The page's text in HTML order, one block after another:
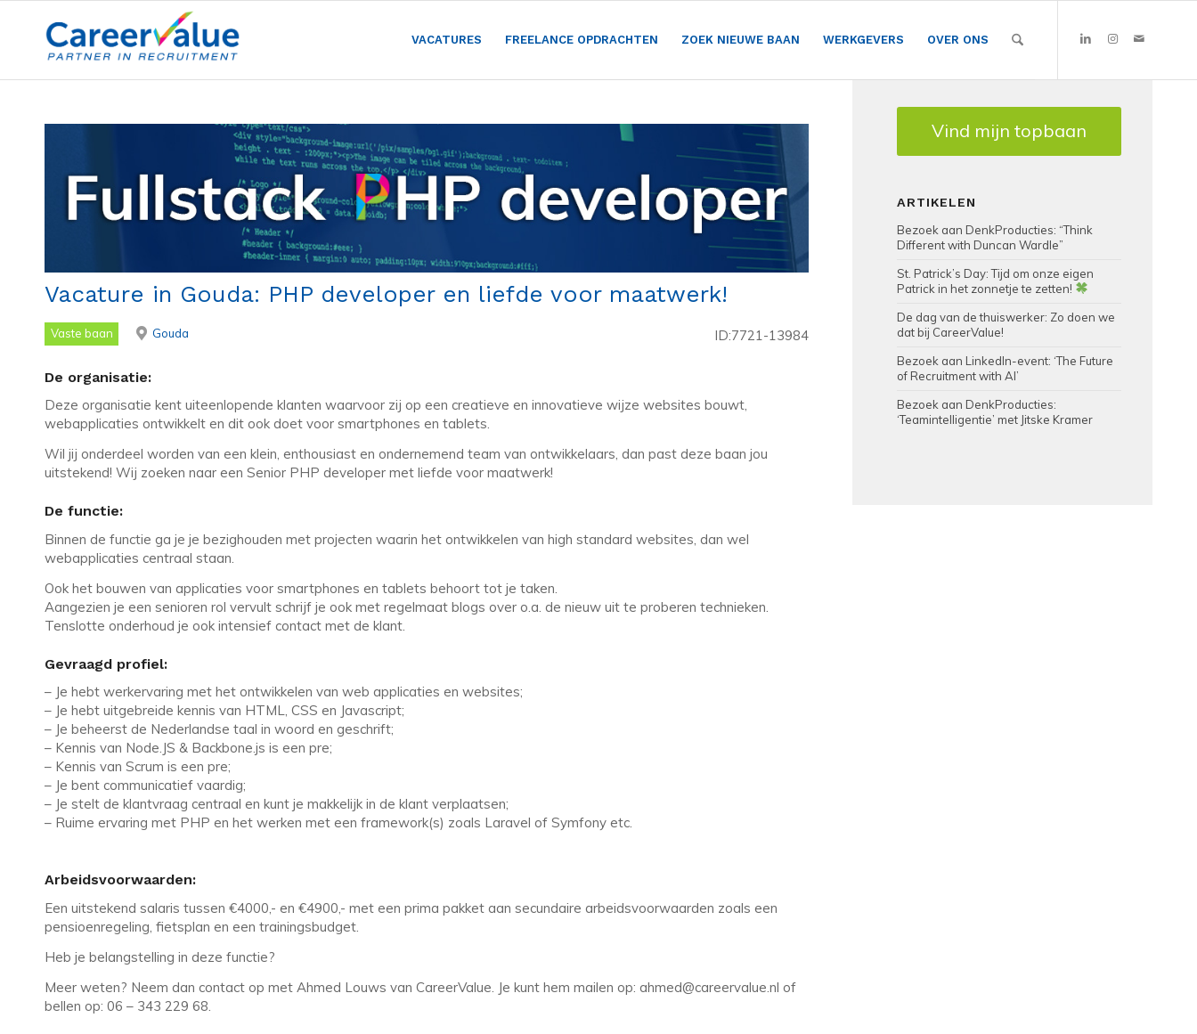
VACATURES FREELANCE OPDRACHTEN ZOEK NIEUWE BAAN WERKGEVERS OVER ONS
Vacature in Gouda: PHP developer en liefde voor maatwerk!
Vaste baan Gouda ID:7721-13984
De organisatie:
Deze organisatie kent uiteenlopende klanten waarvoor zij op een creatieve en innovatieve wijze websites bouwt,
webapplicaties ontwikkelt en dit ook doet voor smartphones en tablets.
Wil jij onderdeel worden van een klein, enthousiast en ondernemend team van ontwikkelaars, dan past deze baan jou
uitstekend! Wij zoeken naar een Senior PHP developer met liefde voor maatwerk!
De functie:
Binnen de functie ga je je bezighouden met projecten waarin het ontwikkelen van high standard websites, dan wel
webapplicaties centraal staan.
Ook het bouwen van applicaties voor smartphones en tablets behoort tot je taken.
Aangezien je een senioren rol vervult schrijf je ook met regelmaat blogs over o.a. de nieuw uit te proberen technieken.
Tenslotte onderhoud je ook intensief contact met de klant.
Gevraagd profiel:
– Je hebt werkervaring met het ontwikkelen van web applicaties en websites;
– Je hebt uitgebreide kennis van HTML, CSS en Javascript;
– Je beheerst de Nederlandse taal in woord en geschrift;
– Kennis van Node.JS & Backbone.js is een pre;
– Kennis van Scrum is een pre;
– Je bent communicatief vaardig;
– Je stelt de klantvraag centraal en kunt je makkelijk in de klant verplaatsen;
– Ruime ervaring met PHP en het werken met een framework(s) zoals Laravel of Symfony etc.
Arbeidsvoorwaarden:
Een uitstekend salaris tussen €4000,- en €4900,- met een prima pakket aan secundaire arbeidsvoorwaarden zoals een
pensioenregeling, fietsplan en een trainingsbudget.
Heb je belangstelling in deze functie?
Meer weten? Neem dan contact op met Ahmed Louws van CareerValue. Je kunt hem mailen op: ahmed@careervalue.nl of
bellen op: 06 – 343 229 68.
Vind mijn topbaan
ARTIKELEN
Bezoek aan DenkProducties: “Think
Different with Duncan Wardle”
St. Patrick’s Day: Tijd om onze eigen
Patrick in het zonnetje te zetten!
De dag van de thuiswerker: Zo doen we
dat bij CareerValue!
Bezoek aan LinkedIn-event: ‘The Future
of Recruitment with AI’
Bezoek aan DenkProducties:
‘Teamintelligentie’ met Jitske Kramer